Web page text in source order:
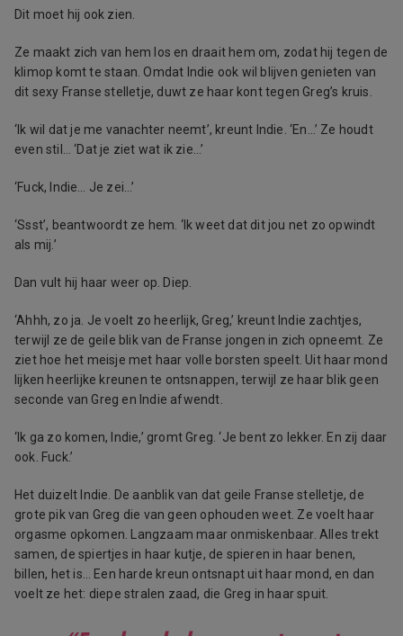
Dit moet hij ook zien.
Ze maakt zich van hem los en draait hem om, zodat hij tegen de
klimop komt te staan. Omdat Indie ook wil blijven genieten van
dit sexy Franse stelletje, duwt ze haar kont tegen Greg’s kruis.
‘Ik wil dat je me vanachter neemt’, kreunt Indie. ‘En…’ Ze houdt
even stil… ‘Dat je ziet wat ik zie…’
‘Fuck, Indie… Je zei…’
‘Ssst’, beantwoordt ze hem. ‘Ik weet dat dit jou net zo opwindt
als mij.’
Dan vult hij haar weer op. Diep.
‘Ahhh, zo ja. Je voelt zo heerlijk, Greg,’ kreunt Indie zachtjes,
terwijl ze de geile blik van de Franse jongen in zich opneemt. Ze
ziet hoe het meisje met haar volle borsten speelt. Uit haar mond
lijken heerlijke kreunen te ontsnappen, terwijl ze haar blik geen
seconde van Greg en Indie afwendt.
‘Ik ga zo komen, Indie,’ gromt Greg. ‘Je bent zo lekker. En zij daar
ook. Fuck.’
Het duizelt Indie. De aanblik van dat geile Franse stelletje, de
grote pik van Greg die van geen ophouden weet. Ze voelt haar
orgasme opkomen. Langzaam maar onmiskenbaar. Alles trekt
samen, de spiertjes in haar kutje, de spieren in haar benen,
billen, het is… Een harde kreun ontsnapt uit haar mond, en dan
voelt ze het: diepe stralen zaad, die Greg in haar spuit.